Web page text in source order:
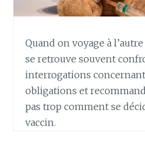
Quand on voyage à
se retrouve souvent
interrogations
obligations et
pas trop comment se
vaccin.